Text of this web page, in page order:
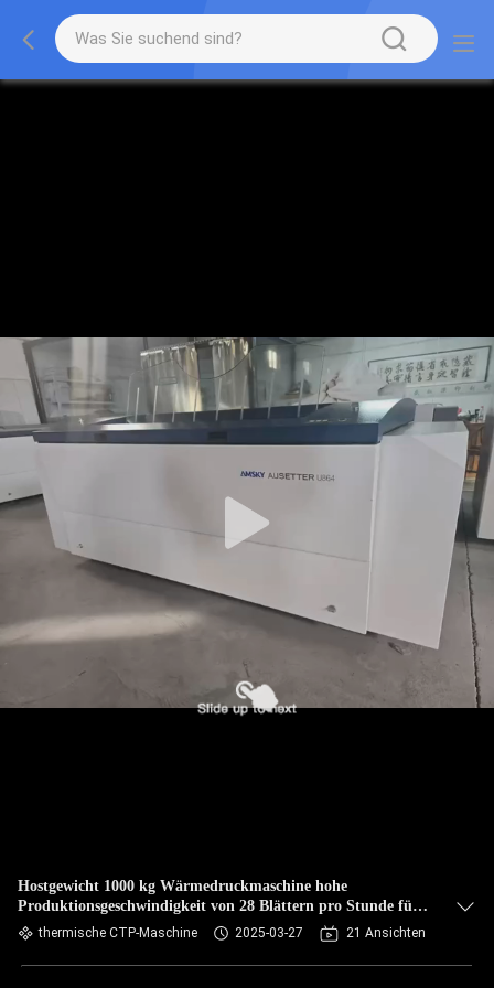
Hostgewicht 1000 kg Wärmedruckmaschine hohe
Produktionsgeschwindigkeit von 28 Blättern pro Stunde für
Bedürfnisse
thermische CTP-Maschine 2025-03-27 21 Ansichten